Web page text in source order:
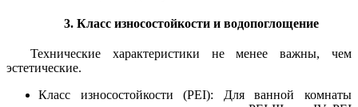
3. Класс износостойкости и водопоглощение
Технические характеристики не менее важны, чем
эстетические.
Класс износостойкости (PEI): Для ванной комнаты